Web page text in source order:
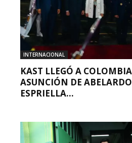
INTERNACIONAL
KAST LLEGÓ A
ASUNCIÓN DE
ESPRIELLA...